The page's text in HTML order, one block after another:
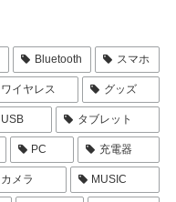
Bluetooth スマホ
ワイヤレス グッズ
USB タブレット
PC 充電器
カメラ MUSIC